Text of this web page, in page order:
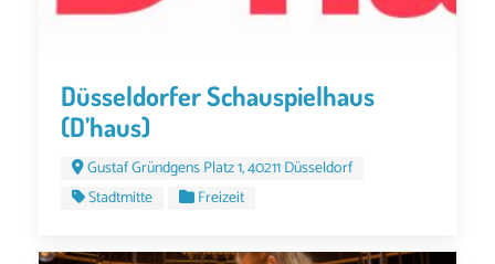
Düsseldorfer Schauspielhaus
(D’haus)
Gustaf Gründgens Platz 1, 40211 Düsseldorf
Stadtmitte
Freizeit